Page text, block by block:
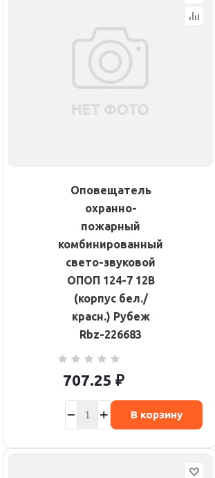
Оповещатель
охранно-
пожарный
комбинированный
свето-звуковой
ОПОП 124-7 12В
(корпус бел./
красн.) Рубеж
Rbz-226683
707.25 ₽
В корзину